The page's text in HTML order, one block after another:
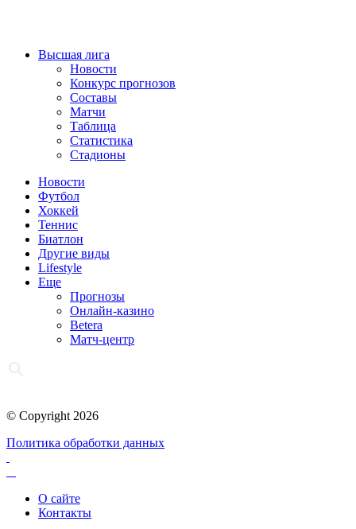
Высшая лига
Новости
Конкурс прогнозов
Составы
Матчи
Таблица
Статистика
Стадионы
Новости
Футбол
Хоккей
Теннис
Биатлон
Другие виды
Lifestyle
Еще
Прогнозы
Онлайн-казино
Betera
Матч-центр
© Copyright 2026
Политика обработки данных
О сайте
Контакты